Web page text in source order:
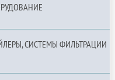
СИСТЕМЫ ФИЛЬТРАЦИИ